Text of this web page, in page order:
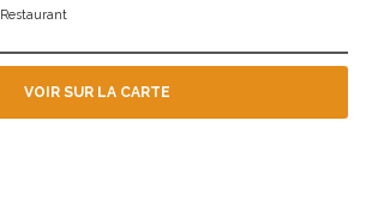
Restaurant
VOIR SUR LA CARTE